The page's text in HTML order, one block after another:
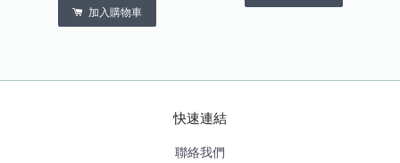
加入購物車
快速連結
聯絡我們